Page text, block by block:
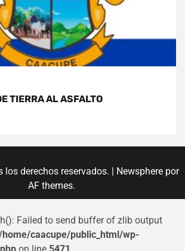
TIERRA AL ASFALTO
derechos reservados. | Newsphere por
AF themes.
Failed to send buffer of zlib output
caacupe/public_html/wp-